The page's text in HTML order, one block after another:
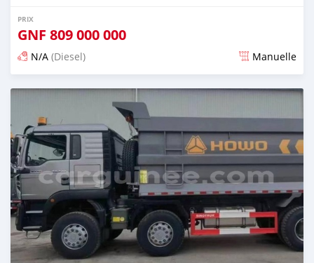
PRIX
GNF 809 000 000
N/A (Diesel) Manuelle
Publié il y a plus d'un an